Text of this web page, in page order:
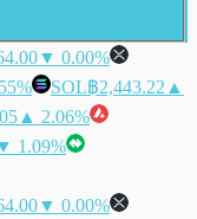
▼ 0.00%
SOL฿2,443.22 ▲
▲ 2.06%
1.09%
▼ 0.00%